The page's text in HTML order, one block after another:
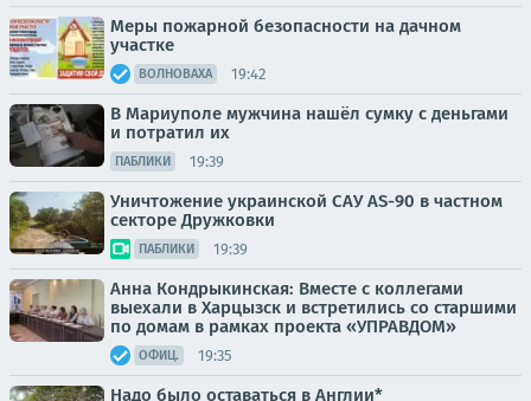
Меры пожарной безопасности на дачном
участке
ВОЛНОВАХА 19:42
В Мариуполе мужчина нашёл сумку с деньгами
и потратил их
ПАБЛИКИ 19:39
Уничтожение украинской САУ AS-90 в частном
секторе Дружковки
ПАБЛИКИ 19:39
Анна Кондрыкинская: Вместе с коллегами
выехали в Харцызск и встретились со старшими
по домам в рамках проекта «УПРАВДОМ»
ОФИЦ. 19:35
Надо было оставаться в Англии*